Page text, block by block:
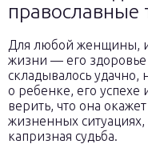
православные
Для любой женщины,
жизни — его здоровье
складывалось удачно,
о ребенке, его успехе
верить, что она
жизненных
капризная судьба.